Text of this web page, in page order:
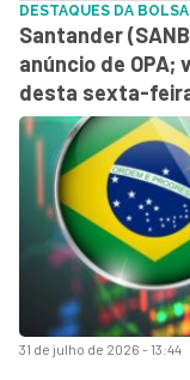
31 de julho de 2026 - 13:44
DESTAQUES DA BOLSA
Santander
anúncio de OPA;
desta sexta-